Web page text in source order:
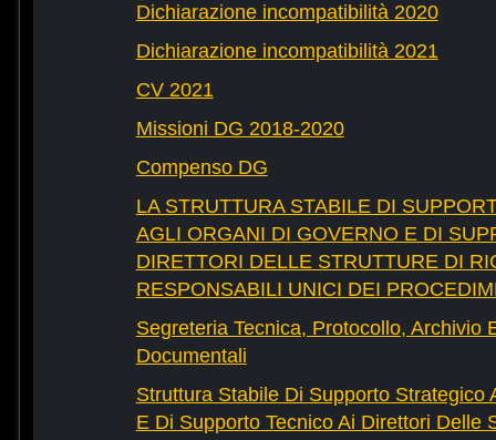
Dichiarazione incompatibilità 2020
Dichiarazione incompatibilità 2021
CV 2021
Missioni DG 2018-2020
Compenso DG
LA STRUTTURA STABILE DI
AGLI ORGANI DI GOVERNO E DI
DIRETTORI DELLE STRUTTURE DI
RESPONSABILI UNICI DEI
Segreteria Tecnica, Protocollo, Archivio
Documentali
Struttura Stabile Di Supporto Strategico
E Di Supporto Tecnico Ai Direttori Delle